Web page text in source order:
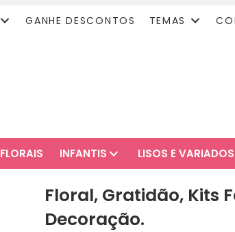
GANHE DESCONTOS TEMAS
FLORAIS INFANTIS LISOS E VARIADOS
Floral, Gratidão, Kits
Decoração.